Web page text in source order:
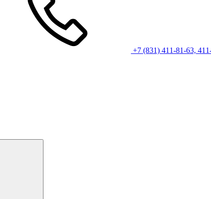
+7 (831) 411-81-63,